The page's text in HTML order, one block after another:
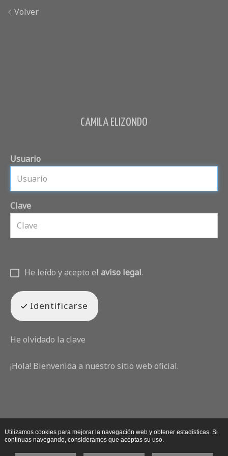
Volver
CAMILA ELIZONDO
Usuario
Clave
He leído y acepto el aviso legal.
Identificarse
He olvidado la clave
¡Hola! Bienvenida a nuestro sitio web oficial.
Utilizamos cookies para mejorar la navegación web y obtener estadísticas. Si
continuas navegando, consideramos que aceptas su uso.